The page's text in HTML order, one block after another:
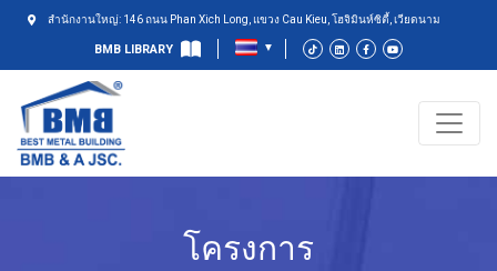
สำนักงานใหญ่: 146 ถนน Phan Xich Long, แขวง Cau Kieu, โฮจิมินห์ซิตี้, เวียดนาม
BMB LIBRARY
โครงการ